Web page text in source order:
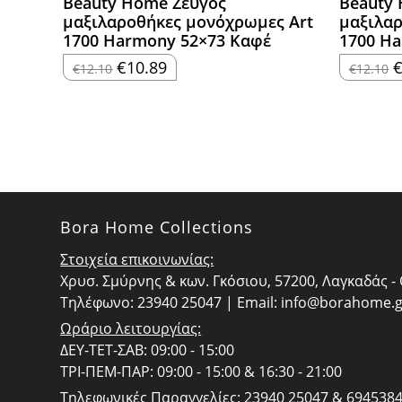
μαξιλαροθήκες μονόχρωμες Art
1700 Harmony 52×73 Καφέ
€12.10 Original
price
€10.89Η
τρέχουσα
1700
€12.10 €
Bora Home Collections
Στοιχεία επικοινωνίας:
Χρυσ. Σμύρνης & κων. Γκόσιου, 57200, Λαγκαδάς -
Τηλέφωνο: 23940 25047 | Email:
Ωράριο λειτουργίας:
ΔΕΥ-ΤΕΤ-ΣΑΒ: 09:00 - 15:00
ΤΡΙ-ΠΕΜ-ΠΑΡ: 09:00 - 15:00 & 16:30 - 21:00
Τηλεφωνικές Παραγγελίες: 23940 25047 &